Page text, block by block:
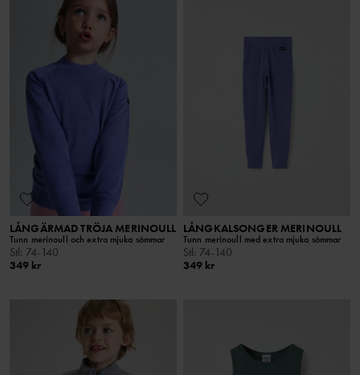
LÅNGÄRMAD TRÖJA MERINOULL
Tunn merinoull och extra mjuka sömmar
Stl: 74-140
349 kr
LÅNGKALSONGER MERINOULL
Tunn merinoull med extra mjuka sömmar
Stl: 74-140
349 kr